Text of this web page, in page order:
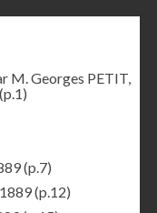
M. Georges PETIT,
(p.1)
(p.7)
(p.12)